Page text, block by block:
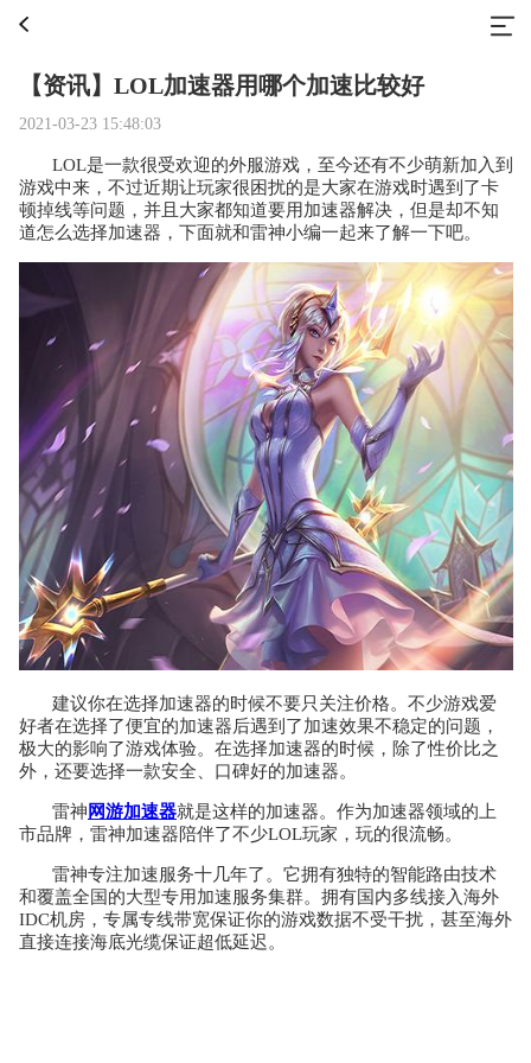
【资讯】LOL加速器用哪个加速比较好
2021-03-23 15:48:03
LOL是一款很受欢迎的外服游戏，至今还有不少萌新加入到
游戏中来，不过近期让玩家很困扰的是大家在游戏时遇到了卡
顿掉线等问题，并且大家都知道要用加速器解决，但是却不知
道怎么选择加速器，下面就和雷神小编一起来了解一下吧。
建议你在选择加速器的时候不要只关注价格。不少游戏爱
好者在选择了便宜的加速器后遇到了加速效果不稳定的问题，
极大的影响了游戏体验。在选择加速器的时候，除了性价比之
外，还要选择一款安全、口碑好的加速器。
雷神 网游加速器就是这样的加速器。作为加速器领域的上
市品牌，雷神加速器陪伴了不少LOL玩家，玩的很流畅。
雷神专注加速服务十几年了。它拥有独特的智能路由技术
和覆盖全国的大型专用加速服务集群。拥有国内多线接入海外
IDC机房，专属专线带宽保证你的游戏数据不受干扰，甚至海外
直接连接海底光缆保证超低延迟。